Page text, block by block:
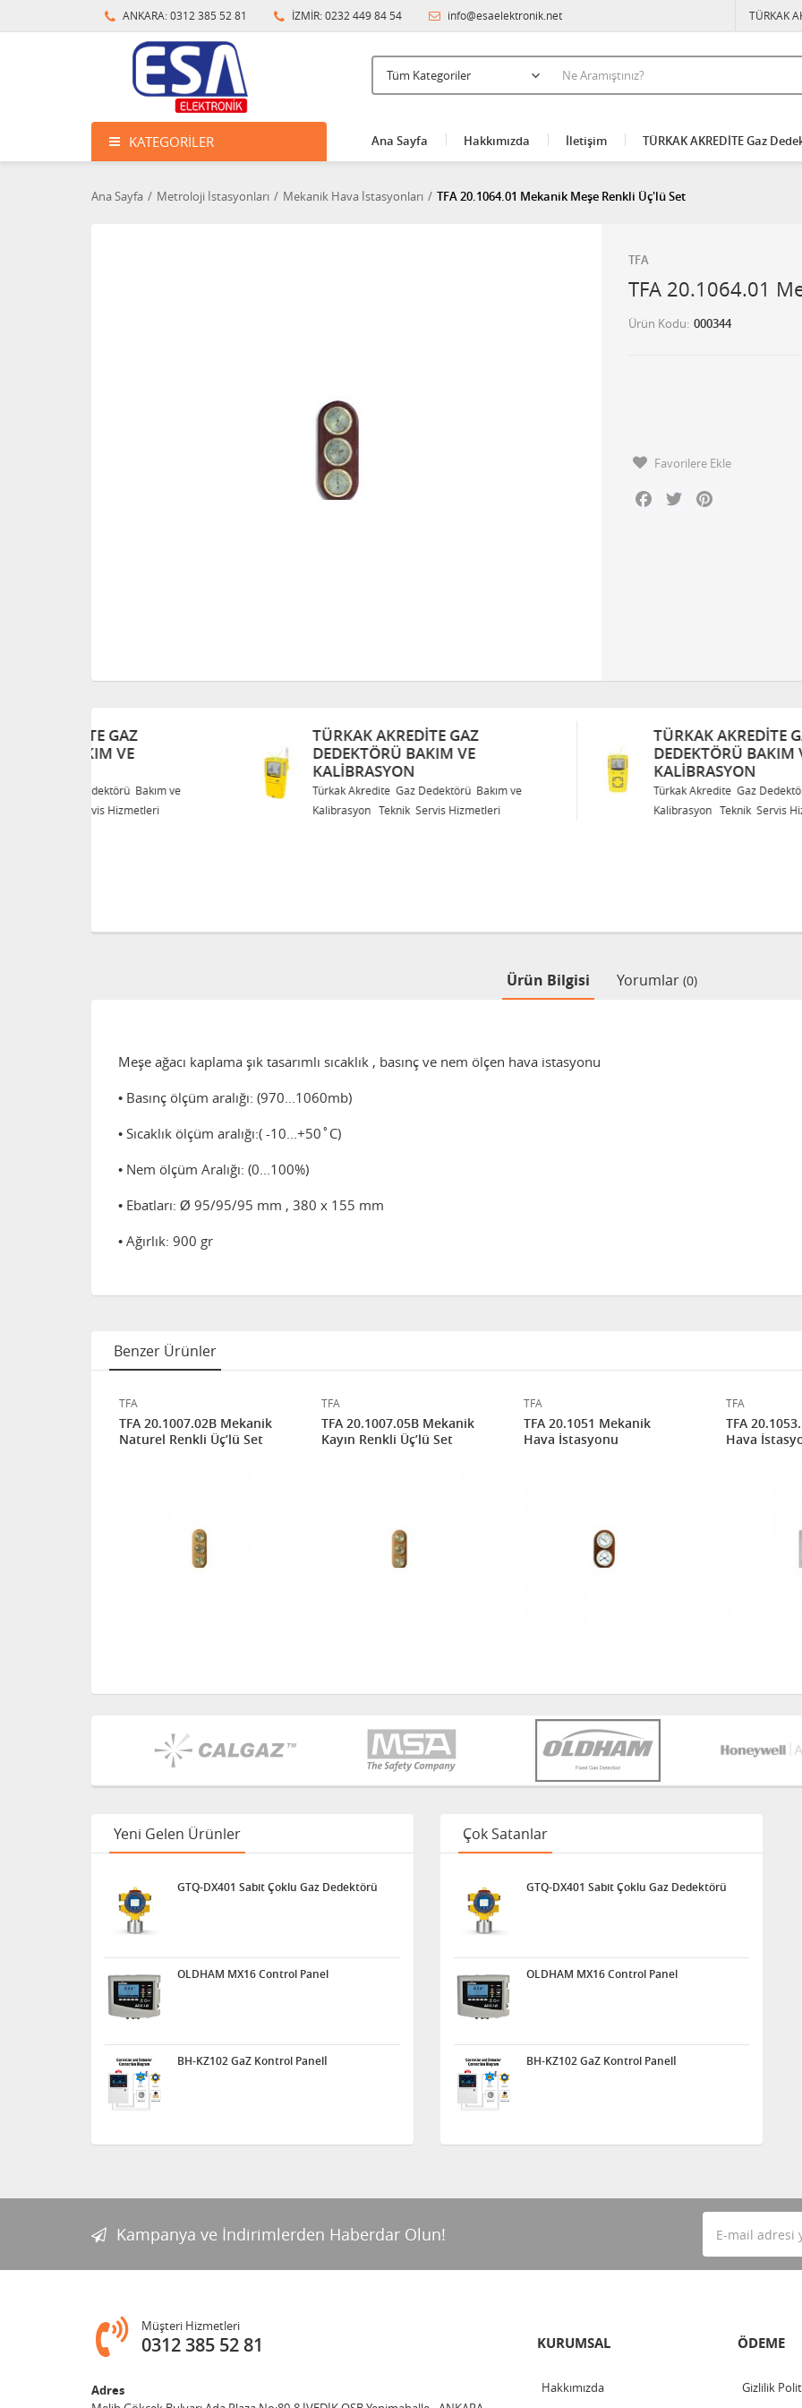
ANKARA: 0312 385 52 81 İZMİR: 0232 449 84 54 info@esaelektronik.net TÜRKAK
KATEGORILER Ana Sayfa Hakkımızda İletişim TÜRKAK AKREDİTE Gaz
Ana Sayfa Metroloji İstasyonları Mekanik Hava İstasyonları TFA 20.1064.01 Mekanik Meşe Renkli Üç'lü Set
TFA
TFA 20.1064.01
Ürün Kodu 000344
Favorilere Ekle
Facebook
Twitter
TÜRKAK AKREDITE GAZ
DEDEKTÖRÜ BAKIM VE
KALIBRASYON
Türkak Akredite Gaz Dedektörü Bakım ve
Kalibrasyon Teknik Servis Hizmetleri
TÜRKAK AKREDITE GAZ
DEDEKTÖRÜ BAKIM VE
KALIBRASYON
Türkak Akredite Gaz Dedektörü Bakım ve
Kalibrasyon Teknik Servis Hizmetleri
Ürün Bilgisi Yorumlar (0)
Meşe ağacı kaplama şık tasarımlı sıcaklık , basınç ve nem ölçen hava istasyonu
• Basınç ölçüm aralığı: (970...1060mb)
• Sıcaklık ölçüm aralığı:( -10...+50˚C)
• Nem ölçüm Aralığı: (0...100%)
• Ebatları: Ø 95/95/95 mm , 380 x 155 mm
• Ağırlık: 900 gr
Benzer Ürünler
TFA
TFA 20.1007.02B Mekanik
Naturel Renkli Üç’lü Set
TFA
TFA 20.1007.05B Mekanik
Kayın Renkli Üç’lü Set
TFA
TFA 20.1051 Mekanik
Hava İstasyonu
TFA
TFA
Hava
Yeni Gelen Ürünler
GTQ-DX401 Sabit Çoklu Gaz Dedektörü
OLDHAM MX16 Control Panel
BH-KZ102 GaZ Kontrol Panelİ
Çok Satanlar
GTQ-DX401 Sabit Çoklu Gaz Dedektörü
OLDHAM MX16 Control Panel
BH-KZ102 GaZ Kontrol Panelİ
Kampanya ve İndirimlerden Haberdar Olun!
Müşteri Hizmetleri
0312 385 52 81
Adres
KURUMSAL
Hakkımızda
ÖDEME
Gizlilik